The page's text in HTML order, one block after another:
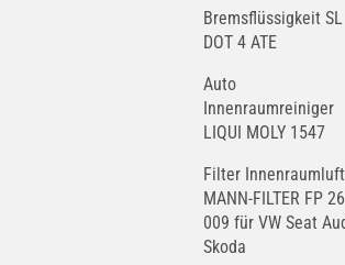
Bremsflüssigkeit SL
DOT 4 ATE
Auto
Innenraumreiniger
LIQUI MOLY 1547
Filter Innenraumluft
MANN-FILTER FP 26
009 für VW Seat
Skoda